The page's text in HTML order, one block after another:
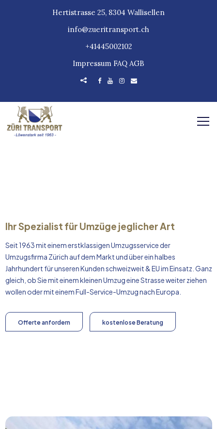
Hertistrasse 25, 8304 Wallisellen
info@zueritransport.ch
+41445002102
Impressum FAQ AGB
Ihr Spezialist für Umzüge jeglicher Art
Seit 1963 mit einem erstklassigen Umzugsservice der
Umzugsfirma Zürich auf dem Markt und über ein halbes
Jahrhundert für unseren Kunden schweizweit & EU im Einsatz. Ganz
gleich, ob Sie mit einem kleinen Umzug eine Strasse weiter ziehen
wollen oder mit einem Full-Service-Umzug nachEuropa
Offerte anfordern kostenlose Beratung